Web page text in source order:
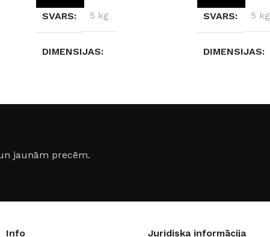
SVARS 5 kg
DIMENSIJAS
SVARS 5 kg
DIMENSIJAS
jaunām precēm.
Info Juridiska informācija